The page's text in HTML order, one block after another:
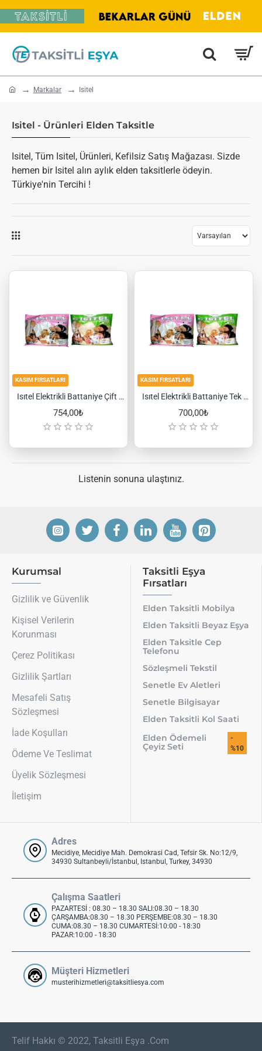
home Markalar Isitel
Isitel - Ürünleri Elden Taksitle
Isitel, Tüm Isitel, Ürünleri, Kefilsiz Satış Mağazası. Sizde
hemen bir Isitel alın aylık elden taksitlerle ödeyin.
Türkiye'nin Tercihi !
KASIM FIRSATLARI
Isıtel Elektrikli Battaniye Çift Kişilik
754,00₺
KASIM FIRSATLARI
Isıtel Elektrikli Battaniye Tek Kişilik
700,00₺
Listenin sonuna ulaştınız.
Kurumsal
Gizlilik ve Güvenlik
Kişisel Verilerin
Korunması
Çerez Politikası
Gizlilik Şartları
Mesafeli Satış
Sözleşmesi
İade Koşulları
Ödeme Ve Teslimat
Üyelik Sözleşmesi
İletişim
Taksitli Eşya
Fırsatları
Elden Taksitli Mobilya
Elden Taksitli Beyaz Eşya
Elden Taksitle Cep
Telefonu
Sözleşmeli Tekstil
Senetle Ev Aletleri
Senetle Bilgisayar
Elden Taksitli Kol Saati
Elden Ödemeli
Çeyiz Seti
-
%10
Adres
Mecidiye, Mecidiye Mah. Demokrasi Cad, Tefsir Sk. No:12/9,
34930 Sultanbeyli/İstanbul, Istanbul, Turkey, 34930
Çalışma Saatleri
PAZARTESİ : 08.30 – 18.30 SALI:08.30 – 18.30
ÇARŞAMBA:08.30 – 18.30 PERŞEMBE:08.30 – 18.30
CUMA:08.30 – 18.30 CUMARTESİ:10:00 - 18:30
PAZAR:10:00 - 18:30
Müşteri Hizmetleri
musterihizmetleri@taksitliesya.com
Telif Hakkı © 2022, Taksitli Eşya .Com